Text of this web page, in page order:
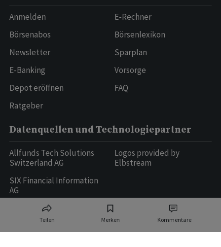
Teilen Merken Kommentare
Anmelden
Börsenabos
Newsletter
E-Banking
Depot eröffnen
Ratgeber
E-Rechner
Börsenlexikon
Sparplan
Vorsorge
FAQ
Datenquellen und Technologiepartner
Allfunds Tech Solutions
Switzerland AG
SIX Financial Information
AG
Logos provided by
Elbstream